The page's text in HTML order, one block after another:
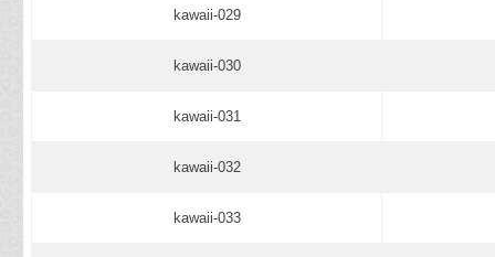
kawaii-029
kawaii-030
kawaii-031
kawaii-032
kawaii-033